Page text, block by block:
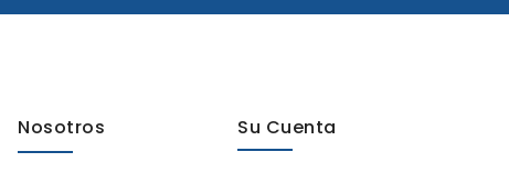
Nosotros Su Cuenta